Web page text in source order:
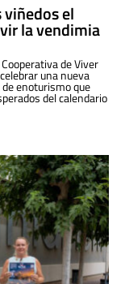
viñedos el
la vendimia
de Viver
una nueva
de enoturismo que
del calendario